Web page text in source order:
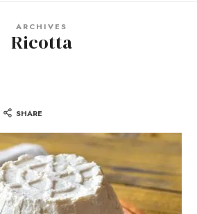
ARCHIVES
Ricotta
SHARE